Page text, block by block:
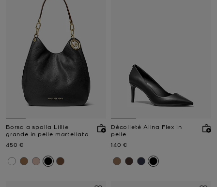
Borsa a spalla Lillie
grande in pelle martellata
Prezzo attuale
450 €
Décolleté Alina Flex in
pelle
Prezzo attuale
140 €